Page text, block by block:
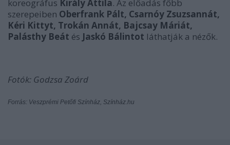
koreográfus Király Attila. Az előadás főbb
szerepeiben Oberfrank Pált, Csarnóy Zsuzsannát,
Kéri Kittyt, Trokán Annát, Bajcsay Máriát,
Palásthy Beát és Jaskó Bálintot láthatják a nézők.
Fotók: Godzsa Zoárd
Forrás: Veszprémi Petőfi Színház, Színház.hu